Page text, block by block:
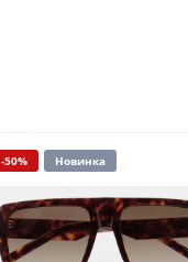
-50% Новинка